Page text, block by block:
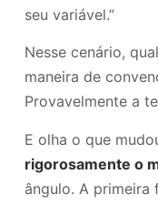
seu variável.”
Nesse cenário,
maneira de
Provavelmente a
E olha o que
rigorosamente o
ângulo. A primeira